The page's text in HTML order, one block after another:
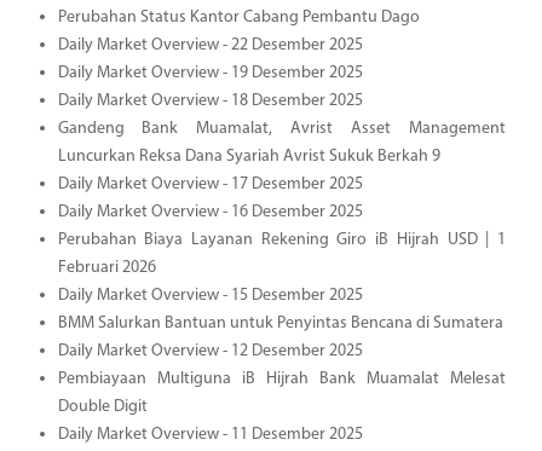
Perubahan Status Kantor Cabang Pembantu Dago
Daily Market Overview - 22 Desember 2025
Daily Market Overview - 19 Desember 2025
Daily Market Overview - 18 Desember 2025
Gandeng Bank Muamalat, Avrist Asset Management
Luncurkan Reksa Dana Syariah Avrist Sukuk Berkah 9
Daily Market Overview - 17 Desember 2025
Daily Market Overview - 16 Desember 2025
Perubahan Biaya Layanan Rekening Giro iB Hijrah USD | 1
Februari 2026
Daily Market Overview - 15 Desember 2025
BMM Salurkan Bantuan untuk Penyintas Bencana di Sumatera
Daily Market Overview - 12 Desember 2025
Pembiayaan Multiguna iB Hijrah Bank Muamalat Melesat
Double Digit
Daily Market Overview - 11 Desember 2025